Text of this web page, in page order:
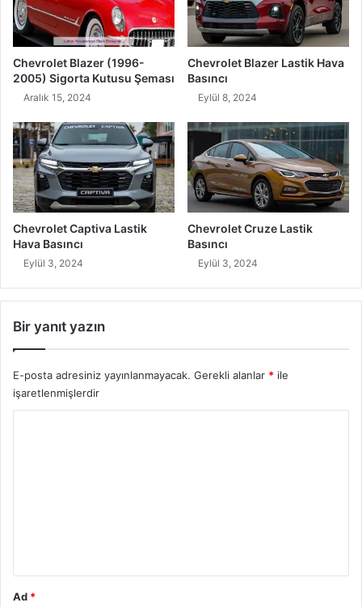
Chevrolet Blazer (1996-
2005) Sigorta Kutusu Şeması
Aralık 15, 2024
Chevrolet Blazer Lastik Hava
Basıncı
Eylül 8, 2024
Chevrolet Captiva Lastik
Hava Basıncı
Eylül 3, 2024
Chevrolet Cruze Lastik
Basıncı
Eylül 3, 2024
Bir yanıt yazın
E-posta adresiniz yayınlanmayacak. Gerekli alanlar * ile
işaretlenmişlerdir
Ad *